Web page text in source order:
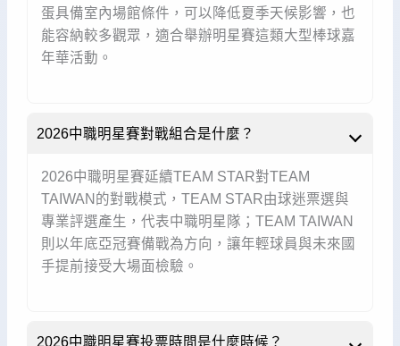
蛋具備室內場館條件，可以降低夏季天候影響，也
能容納較多觀眾，適合舉辦明星賽這類大型棒球嘉
年華活動。
2026中職明星賽對戰組合是什麼？
2026中職明星賽延續TEAM STAR對TEAM
TAIWAN的對戰模式，TEAM STAR由球迷票選與
專業評選產生，代表中職明星隊；TEAM TAIWAN
則以年底亞冠賽備戰為方向，讓年輕球員與未來國
手提前接受大場面檢驗。
2026中職明星賽投票時間是什麼時候？